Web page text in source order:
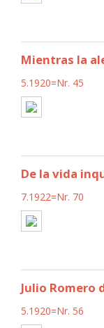
Mientras la
5.1920=Nr. 45
De la vida
7.1922=Nr. 70
Julio Romero
5.1920=Nr. 56